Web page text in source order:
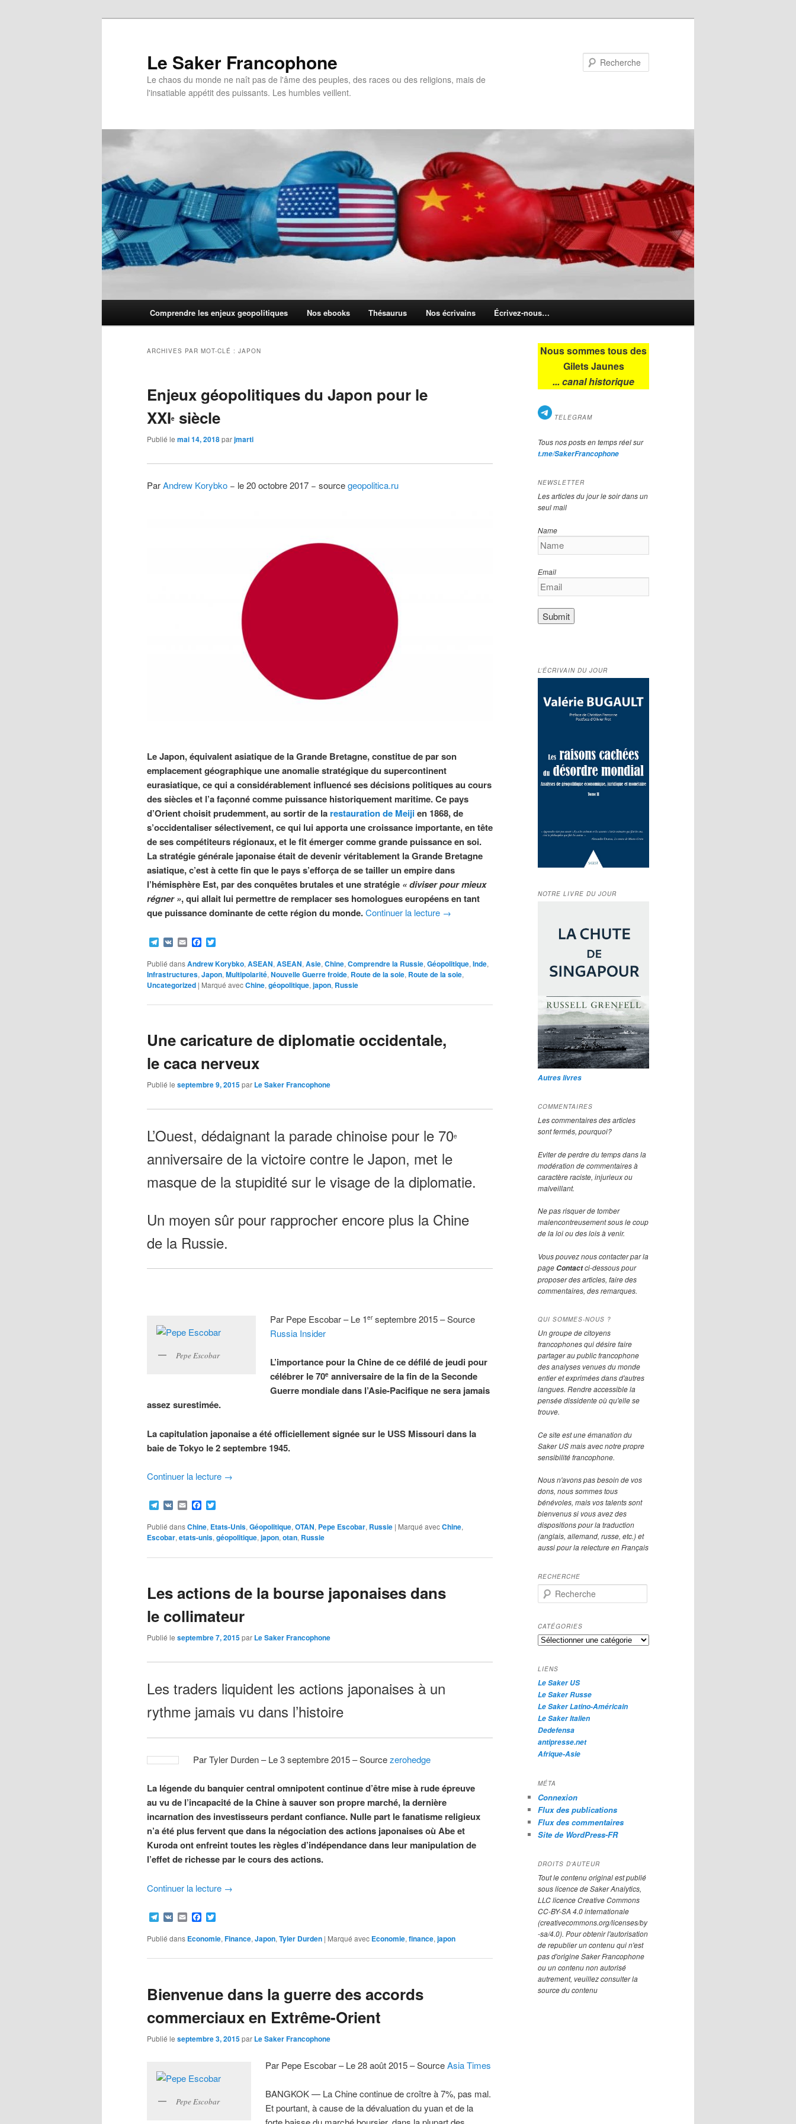
Le Saker Francophone
Le chaos du monde ne naît pas de l'âme des peuples, des races ou des religions, mais de
l'insatiable appétit des puissants. Les humbles veillent.
Comprendre les enjeux geopolitiques Nos ebooks Thésaurus Nos écrivains Écrivez-nous…
ARCHIVES PAR MOT-CLÉ : JAPON
Enjeux géopolitiques du Japon pour le
XXIe siècle
Publié le mai 14, 2018parjmarti
ParAndrew Korybko − le 20 octobre 2017 − sourcegeopolitica.ru
Le Japon, équivalent asiatique de la Grande Bretagne, constitue de par son
emplacement géographique une anomalie stratégique du supercontinent
eurasiatique, ce qui a considérablement influencé ses décisions politiques au cours
des siècles et l’a façonné comme puissance historiquement maritime. Ce pays
d’Orient choisit prudemment, au sortir de la restauration de Meijien 1868, de
s’occidentaliser sélectivement, ce qui lui apporta une croissance importante, en tête
de ses compétiteurs régionaux, et le fit émerger comme grande puissance en soi.
La stratégie générale japonaise était de devenir véritablement la Grande Bretagne
asiatique, c’est à cette fin que le pays s’efforça de se tailler un empire dans
l’hémisphère Est, par des conquêtes brutales et une stratégie «diviser pour mieux
régner », qui allait lui permettre de remplacer ses homologues européens en tant
que puissance dominante de cette région du monde.Continuer la lecture →
Telegram
VK EmailFacebook
Publié dansAndrew Korybko, ASEAN, ASEAN, Asie, Chine, Comprendre la Russie, Géopolitique, Inde,
Infrastructures, Japon, Multipolarité, Nouvelle Guerre froide, Route de la soie, Route de la soie,
Uncategorized | Marqué avecChine, géopolitique, japon, Russie
Une caricature de diplomatie occidentale,
le caca nerveux
Publié le septembre 9, 2015par Le Saker Francophone
L’Ouest, dédaignant la parade chinoise pour le 70e
anniversaire de la victoire contre le Japon, met le
masque de la stupidité sur le visage de la diplomatie.
Un moyen sûr pour rapprocher encore plus la Chine
de la Russie.
Pepe Escobar
Par Pepe Escobar – Le 1erseptembre 2015 – Source
Russia Insider
L’importance pour la Chine de ce défilé de jeudi pour
célébrer le 70e anniversaire de la fin de la Seconde
Guerre mondiale dans l’Asie-Pacifique ne sera jamais
assez surestimée.
La capitulation japonaise a été officiellement signée sur le USS Missouri dans la
baie de Tokyo le 2 septembre 1945.
Continuer la lecture →
Telegram
VK EmailFacebook
Publié dansChine, Etats-Unis, Géopolitique, OTAN, Pepe Escobar, Russie | Marqué avecChine,
Escobar, etats-unis, géopolitique, japon, otan, Russie
Les actions de la bourse japonaises dans
le collimateur
Publié le septembre 7, 2015par Le Saker Francophone
Les traders liquident les actions japonaises à un
rythme jamais vu dans l’histoire
Par Tyler Durden – Le 3 septembre 2015 – Sourcezerohedge
La légende du banquier central omnipotent continue d’être mise à rude épreuve
au vu de l’incapacité de la Chine à sauver son propre marché, la dernière
incarnation des investisseurs perdant confiance. Nulle part le fanatisme religieux
n’a été plus fervent que dans la négociation des actions japonaises où Abe et
Kuroda ont enfreint toutes les règles d’indépendance dans leur manipulation de
l’effet de richesse par le cours des actions.
Continuer la lecture →
Telegram
VK EmailFacebook
Publié dans Economie, Finance, Japon, Tyler Durden | Marqué avec Economie, finance, japon
Bienvenue dans la guerre des accords
commerciaux en Extrême-Orient
Publié le septembre 3, 2015par Le Saker Francophone
Pepe Escobar
Par Pepe Escobar – Le 28 août 2015 – SourceAsia Times
BANGKOK — La Chine continue de croître à 7%, pas mal.
Et pourtant, à cause de la dévaluation du yuan et de la
Nous sommes tous des
Gilets Jaunes
... canal historique
TELEGRAM
Tous nos posts en temps réel sur
t.me/SakerFrancophone
NEWSLETTER
Les articles du jour le soir dans un
seul mail
Name
Email
L’ÉCRIVAIN DU JOUR
NOTRE LIVRE DU JOUR
Autres livres
COMMENTAIRES
Les commentaires des articles
sont fermés, pourquoi?
Eviter de perdre du temps dans la
modération de commentaires à
caractère raciste, injurieux ou
malveillant.
Ne pas risquer de tomber
malencontreusement sous le coup
de la loi ou des lois à venir.
Vous pouvez nous contacter par la
page Contactci-dessous pour
proposer des articles, faire des
commentaires, des remarques.
QUI SOMMES-NOUS ?
Un groupe de citoyens
francophones qui désire faire
partager au public francophone
des analyses venues du monde
entier et exprimées dans d'autres
langues. Rendre accessible la
pensée dissidente où qu'elle se
trouve.
Ce site est une émanation du
Saker US mais avec notre propre
sensibilité francophone.
Nous n'avons pas besoin de vos
dons, nous sommes tous
bénévoles, mais vos talents sont
bienvenus si vous avez des
dispositions pour la traduction
(anglais, allemand, russe, etc.) et
aussi pour la relecture en Français
RECHERCHE
e
h
e
r
h
e
CATÉGORIES
Catégories
LIENS
Le Saker US
Le Saker Russe
Le Saker Latino-Américain
Le Saker Italien
Dedefensa
antipresse.net
Afrique-Asie
MÉTA
Connexion
Flux des publications
Flux des commentaires
Site de WordPress-FR
DROITS D’AUTEUR
Tout le contenu original est publié
sous licence de Saker Analytics,
LLC licence Creative Commons
CC-BY-SA 4.0 internationale
(creativecommons.org/licenses/by
-sa/4.0). Pour obtenir l'autorisation
de republier un contenu qui n'est
pas d'origine Saker Francophone
ou un contenu non autorisé
autrement, veuillez consulter la
source du contenu